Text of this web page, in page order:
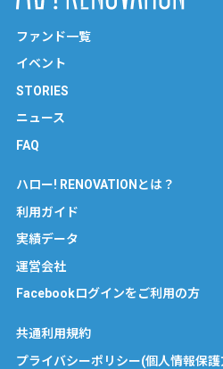
ファンド一覧
イベント
STORIES
ニュース
FAQ
ハロー! RENOVATIONとは？
利用ガイド
実績データ
運営会社
Facebookログインをご利用の方
共通利用規約
プライバシーポリシー(個人情報保護